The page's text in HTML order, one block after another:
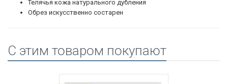
Телячья кожа натурального дубления
Обрез искусственно состарен
C этим товаром покупают